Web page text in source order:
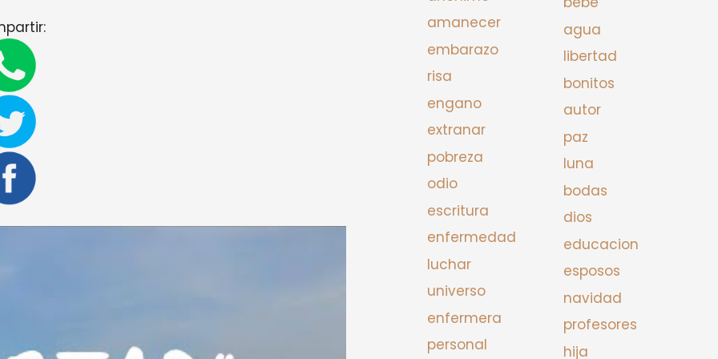
amanecer
embarazo
risa
engano
extranar
pobreza
odio
escritura
enfermedad
luchar
universo
enfermera
personal
agua
libertad
bonitos
autor
paz
luna
bodas
dios
educacion
esposos
navidad
profesores
hija